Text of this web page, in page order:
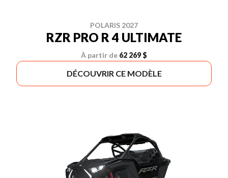
POLARIS 2027
RZR PRO R 4 ULTIMATE
À partir de 62 269 $
DÉCOUVRIR CE MODÈLE